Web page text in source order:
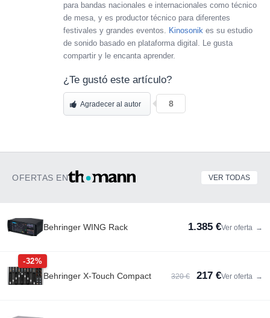
para bandas nacionales e internacionales como técnico
de mesa, y es productor técnico para diferentes
festivales y grandes eventos. Kinosonik es su estudio
de sonido basado en plataforma digital. Le gusta
compartir y le encanta aprender.
¿Te gustó este artículo?
Agradecer al autor 8
OFERTAS EN VER TODAS
Behringer WING Rack 1.385 €Ver oferta →
-32%
Behringer X-Touch Compact 320 € 217 €Ver oferta →